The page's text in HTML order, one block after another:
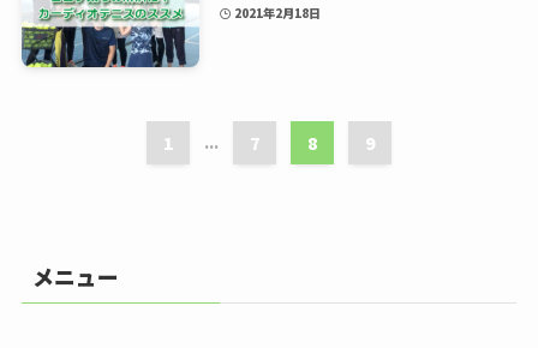
2021年2月18日
1 ... 7 8 9
メニュー